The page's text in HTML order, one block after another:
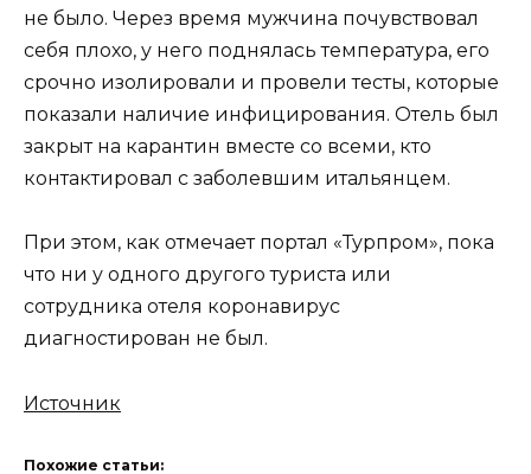
не было. Через время мужчина почувствовал
себя плохо, у него поднялась температура, его
срочно изолировали и провели тесты, которые
показали наличие инфицирования. Отель был
закрыт на карантин вместе со всеми, кто
контактировал с заболевшим итальянцем.
При этом, как отмечает портал «Турпром», пока
что ни у одного другого туриста или
сотрудника отеля коронавирус
диагностирован не был.
Источник
Похожие статьи: